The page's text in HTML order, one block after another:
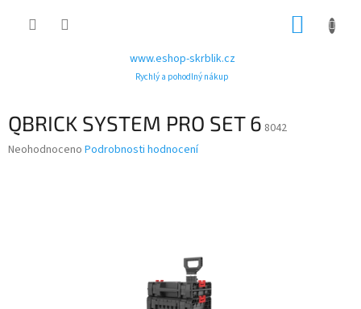
www.eshop-skrblik.cz
Rychlý a pohodlný nákup
QBRICK SYSTEM PRO SET 6 8042
Průměrné
Neohodnoceno Podrobnosti hodnocení